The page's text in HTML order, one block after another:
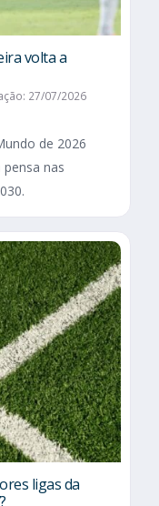
volta a
27/07/2026
de 2026
nas
ligas da